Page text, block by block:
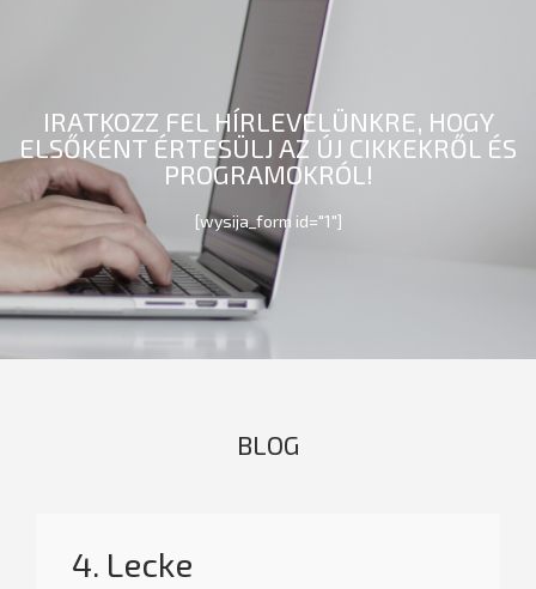
IRATKOZZ FEL HÍRLEVELÜNKRE, HOGY
ELSŐKÉNT ÉRTESÜLJ AZ ÚJ CIKKEKRŐL ÉS
PROGRAMOKRÓL!
[wysija_form id="1"]
BLOG
4. Lecke